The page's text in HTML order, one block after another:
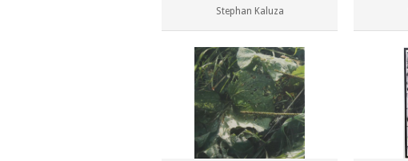
Stephan Kaluza